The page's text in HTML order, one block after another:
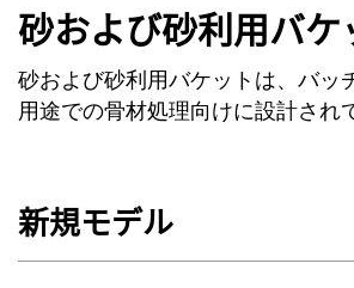
砂および砂利用バケ
砂および砂利用バケットは、バッ
用途での骨材処理向けに設計され
新規モデル